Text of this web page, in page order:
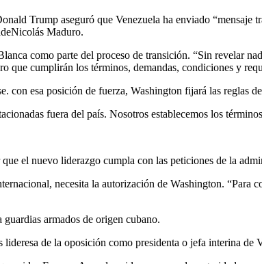
Trump aseguró que Venezuela ha enviado “mensaje
Maduro.
como parte del proceso de transición. “Sin revelar
que cumplirán los términos, demandas, condiciones y
con esa posición de fuerza, Washington fijará las reglas
fuera del país. Nosotros establecemos los
el nuevo liderazgo cumpla con las peticiones de la
necesita la autorización de Washington. “Para
armados de origen cubano.
de la oposición como presidenta o jefa interina de